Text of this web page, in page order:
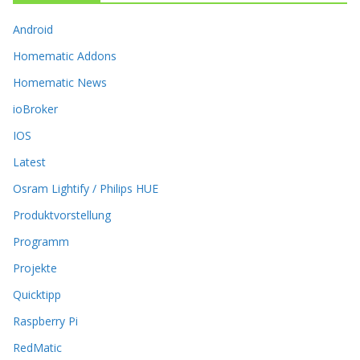
k
n
n
n
a
f
d
e
r
r
o
u
k
s
Android
Homematic Addons
Homematic News
ioBroker
IOS
Latest
Osram Lightify / Philips HUE
Produktvorstellung
Programm
Projekte
Quicktipp
Raspberry Pi
RedMatic